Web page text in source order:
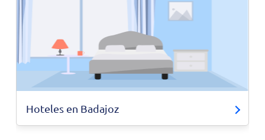
Hoteles en Badajoz